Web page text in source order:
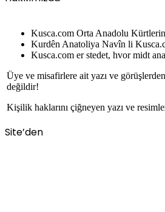
Kusca.com Orta Anadolu
Kurdên Anatoliya Navîn li
Kusca.com er stedet, hvor midt
Üye ve misafirlere ait yazı ve
değildir!
Kişilik haklarını çiğneyen yazı ve
Site’den